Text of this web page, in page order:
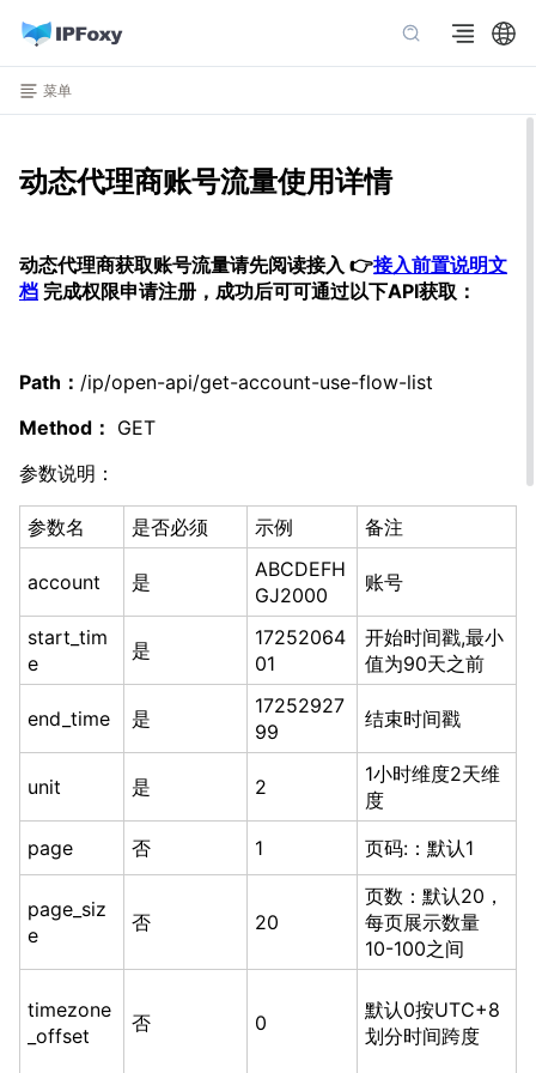
菜单
动态代理商账号流量使用详情
动态代理商获取账号流量请先阅读接入 👉接入前置说明文
档 完成权限申请注册，成功后可可通过以下API获取：
Path： /ip/open-api/get-account-use-flow-list
Method： GET
参数说明：
参数名 是否必须 示例 备注
account 是
ABCDEFH
GJ2000
账号
start_tim
e
是
17252064
01
开始时间戳,最小
值为90天之前
end_time 是
17252927
99
结束时间戳
unit 是 2
1小时维度2天维
度
page
否 1 页码:：默认1
page_siz
e
否 20
页数：默认20，
每页展示数量
10-100之间
timezone
_offset
否 0
默认0按UTC+8
划分时间跨度